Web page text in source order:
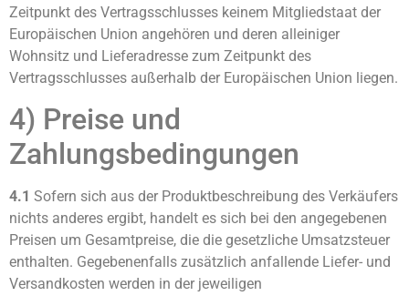
Zeitpunkt des Vertragsschlusses keinem Mitgliedstaat der
Europäischen Union angehören und deren alleiniger
Wohnsitz und Lieferadresse zum Zeitpunkt des
Vertragsschlusses außerhalb der Europäischen Union liegen.
4) Preise und
Zahlungsbedingungen
4.1 Sofern sich aus der Produktbeschreibung des Verkäufers
nichts anderes ergibt, handelt es sich bei den angegebenen
Preisen um Gesamtpreise, die die gesetzliche Umsatzsteuer
enthalten. Gegebenenfalls zusätzlich anfallende Liefer- und
Versandkosten werden in der jeweiligen